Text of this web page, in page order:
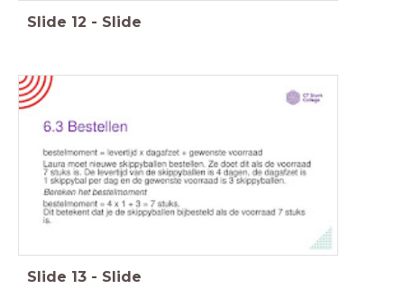
Slide 12 - Slide
Slide 13 - Slide